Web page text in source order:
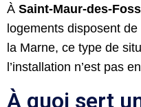
À Saint-Maur-des-
logements disposent
la Marne, ce type de
l’installation n’est pas
À quoi sert